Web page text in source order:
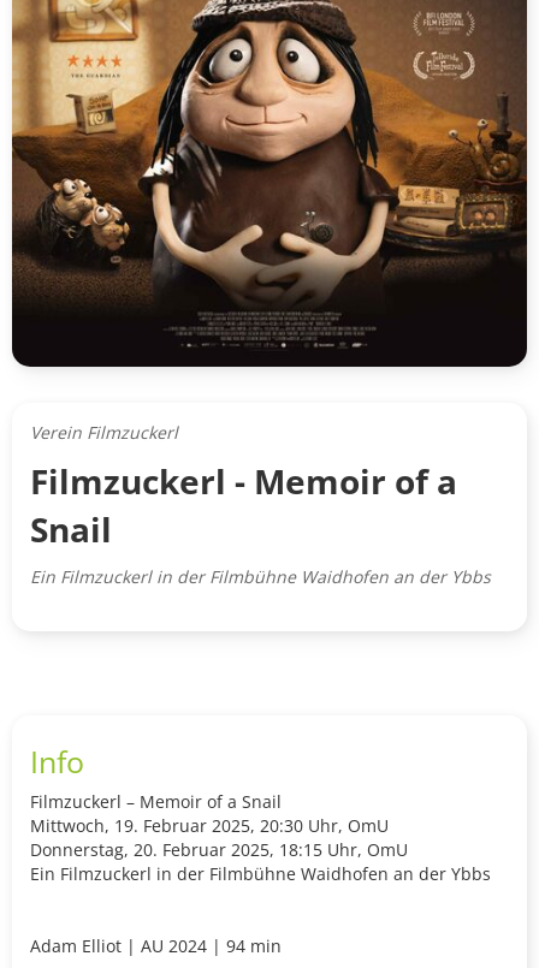
Verein Filmzuckerl
Filmzuckerl - Memoir of a
Snail
Ein Filmzuckerl in der Filmbühne Waidhofen an der Ybbs
Info
Filmzuckerl – Memoir of a Snail
Mittwoch, 19. Februar 2025, 20:30 Uhr, OmU
Donnerstag, 20. Februar 2025, 18:15 Uhr, OmU
Ein Filmzuckerl in der Filmbühne Waidhofen an der Ybbs
Adam Elliot | AU 2024 | 94 min